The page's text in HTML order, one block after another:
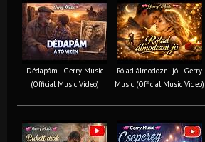
Dédapám - Gerry Music
(Official Music Video)
Rólad álmodozni jó - Gerry
Music (Official Music Video)